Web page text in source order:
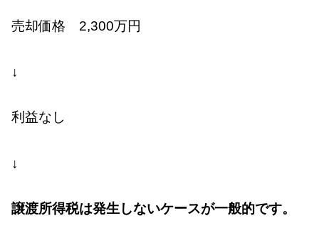
売却価格 2,300万円
↓
利益なし
↓
譲渡所得税は発生しないケースが一般的です。